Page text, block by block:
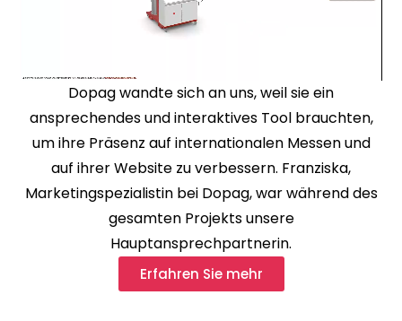
Dopag wandte sich an uns, weil sie ein
ansprechendes und interaktives Tool brauchten,
um ihre Präsenz auf internationalen Messen und
auf ihrer Website zu verbessern. Franziska,
Marketingspezialistin bei Dopag, war während des
gesamten Projekts unsere
Hauptansprechpartnerin.
Erfahren Sie mehr